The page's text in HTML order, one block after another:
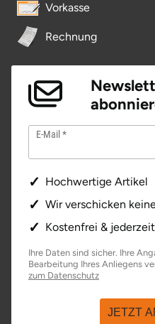
Vorkasse
Rechnung
E-Mail
Hochwertige Artikel
Wir verschicken
Kostenfrei &
Ihre Daten sind sicher. Ihre
Bearbeitung Ihres Anliegens
zum Datenschutzöffnet in
JETZT